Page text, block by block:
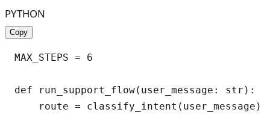
PYTHON
Copy
MAX_STEPS = 6
def run_support_flow(user_message: str):
route = classify_intent(user_message)